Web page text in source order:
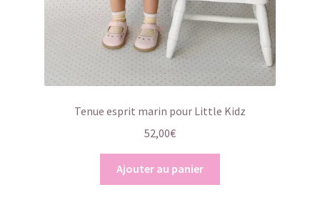
Tenue esprit marin pour Little Kidz
52,00€
Ajouter au panier